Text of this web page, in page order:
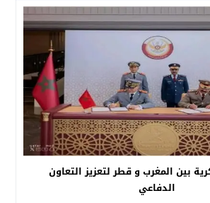
بين المغرب و قطر لتعزيز التعاون
الدفاعي